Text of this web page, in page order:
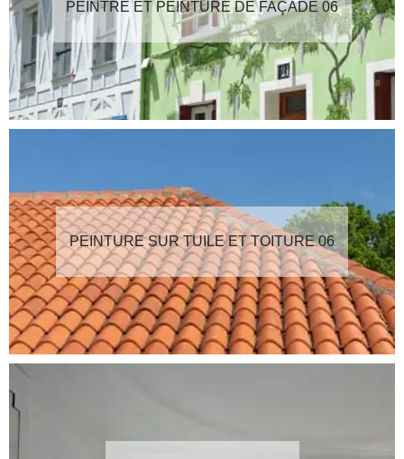
PEINTRE ET PEINTURE DE FAÇADE 06
PEINTURE SUR TUILE ET TOITURE 06